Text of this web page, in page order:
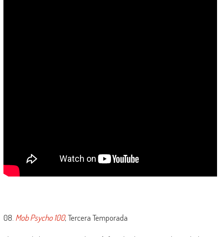
08. Mob Psycho 100, Tercera Temporada